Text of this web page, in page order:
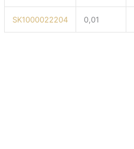
SK1000022204 0,01